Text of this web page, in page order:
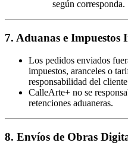
según corresponda.
7. Aduanas e Impuestos
Los pedidos enviados
impuestos, aranceles o
responsabilidad del
CalleArte+ no se
retenciones aduaneras.
8. Envíos de Obras